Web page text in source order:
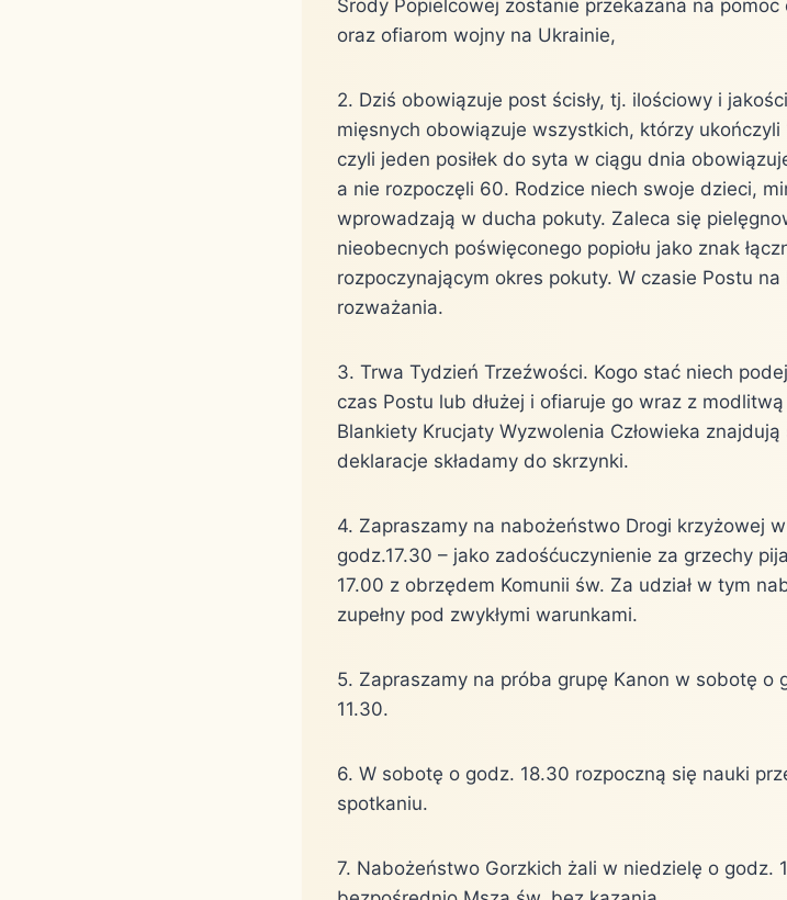
Środy Popielcowej zostanie przekazana na
oraz ofiarom wojny na Ukrainie,
2. Dziś obowiązuje post ścisły, tj. ilościowy i
mięsnych obowiązuje wszystkich, którzy
czyli jeden posiłek do syta w ciągu dnia
a nie rozpoczęli 60. Rodzice niech swoje dzieci,
wprowadzają w ducha pokuty. Zaleca się
nieobecnych poświęconego popiołu jako znak
rozpoczynającym okres pokuty. W czasie Postu
rozważania.
3. Trwa Tydzień Trzeźwości. Kogo stać niech
czas Postu lub dłużej i ofiaruje go wraz z
Blankiety Krucjaty Wyzwolenia Człowieka
deklaracje składamy do skrzynki.
4. Zapraszamy na nabożeństwo Drogi krzyżowej
godz.17.30 – jako zadośćuczynienie za grzechy
17.00 z obrzędem Komunii św. Za udział w tym
zupełny pod zwykłymi warunkami.
5. Zapraszamy na próba grupę Kanon w sobotę o
11.30.
6. W sobotę o godz. 18.30 rozpoczną się nauki
spotkaniu.
7. Nabożeństwo Gorzkich żali w niedzielę o godz.